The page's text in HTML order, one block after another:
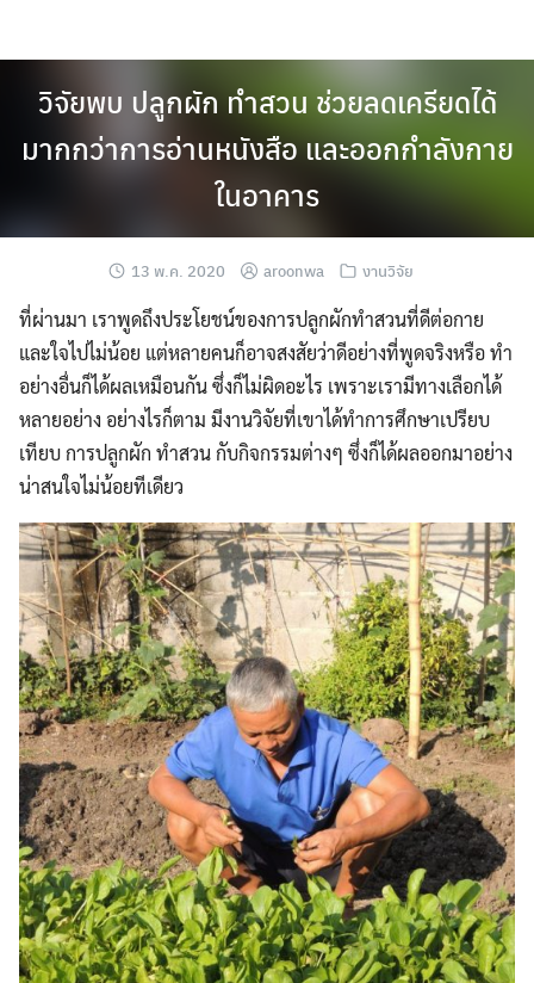
วิจัยพบ ปลูกผัก ทำสวน ช่วยลดเครียดได้
มากกว่าการอ่านหนังสือ และออกกำลังกาย
ในอาคาร
13 พ.ค. 2020 aroonwa งานวิจัย
ที่ผ่านมา เราพูดถึงประโยชน์ของการปลูกผักทำสวนที่ดีต่อกาย
และใจไปไม่น้อย แต่หลายคนก็อาจสงสัยว่าดีอย่างที่พูดจริงหรือ ทำ
อย่างอื่นก็ได้ผลเหมือนกัน ซึ่งก็ไม่ผิดอะไร เพราะเรามีทางเลือกได้
หลายอย่าง อย่างไรก็ตาม มีงานวิจัยที่เขาได้ทำการศึกษาเปรียบ
เทียบ การปลูกผัก ทำสวน กับกิจกรรมต่างๆ ซึ่งก็ได้ผลออกมาอย่าง
น่าสนใจไม่น้อยทีเดียว